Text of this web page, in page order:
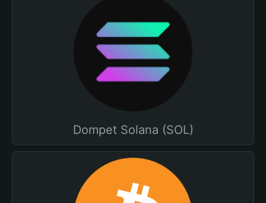
Dompet Solana (SOL)